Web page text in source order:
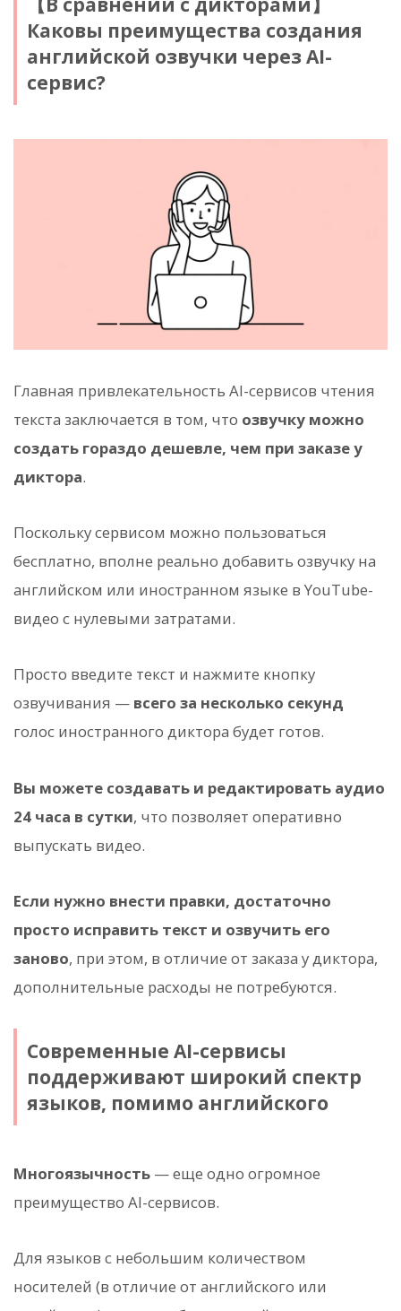
Каковы преимущества создания
английской озвучки через AI-
сервис?
Главная привлекательность AI-сервисов чтения
текста заключается в том, что озвучку можно
создать гораздо дешевле, чем при заказе у
диктора.
Поскольку сервисом можно пользоваться
бесплатно, вполне реально добавить озвучку на
английском или иностранном языке в YouTube-
видео с нулевыми затратами.
Просто введите текст и нажмите кнопку
озвучивания — всего за несколько секунд
голос иностранного диктора будет готов.
Вы можете создавать и редактировать аудио
24 часа в сутки, что позволяет оперативно
выпускать видео.
Если нужно внести правки, достаточно
просто исправить текст и озвучить его
заново, при этом, в отличие от заказа у диктора,
дополнительные расходы не потребуются.
Современные AI-сервисы
поддерживают широкий спектр
языков, помимо английского
Многоязычность — еще одно огромное
преимущество AI-сервисов.
Для языков с небольшим количеством
носителей (в отличие от английского или